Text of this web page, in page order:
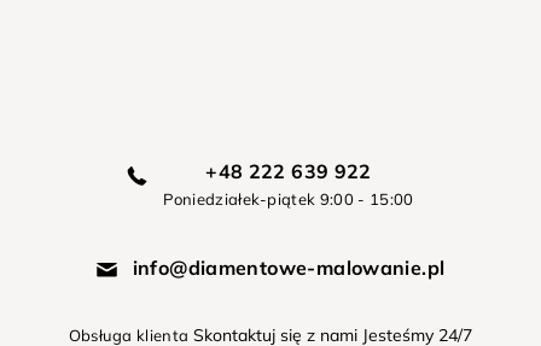
+48 222 639 922
Poniedziałek-piątek 9:00 - 15:00
info@diamentowe-malowanie.pl
Obsługa klienta Skontaktuj się z nami Jesteśmy 24/7